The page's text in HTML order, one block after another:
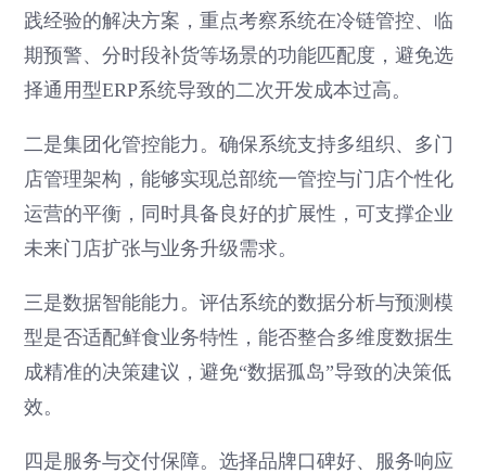
践经验的解决方案，重点考察系统在冷链管控、临
期预警、分时段补货等场景的功能匹配度，避免选
择通用型ERP系统导致的二次开发成本过高。
二是集团化管控能力。确保系统支持多组织、多门
店管理架构，能够实现总部统一管控与门店个性化
运营的平衡，同时具备良好的扩展性，可支撑企业
未来门店扩张与业务升级需求。
三是数据智能能力。评估系统的数据分析与预测模
型是否适配鲜食业务特性，能否整合多维度数据生
成精准的决策建议，避免“数据孤岛”导致的决策低
效。
四是服务与交付保障。选择品牌口碑好、服务响应